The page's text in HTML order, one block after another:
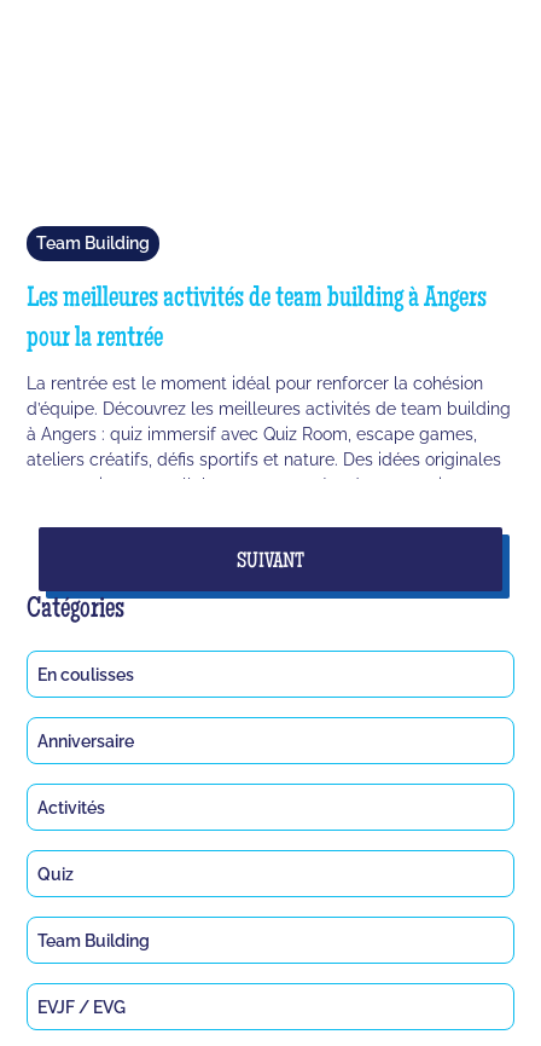
Team Building
Les meilleures activités de team building à Angers
pour la rentrée
La rentrée est le moment idéal pour renforcer la cohésion
d’équipe. Découvrez les meilleures activités de team building
à Angers : quiz immersif avec Quiz Room, escape games,
ateliers créatifs, défis sportifs et nature. Des idées originales
pour motiver vos collaborateurs et créer des souvenirs
SUIVANT
Catégories
En coulisses
Anniversaire
Activités
Quiz
Team Building
EVJF / EVG